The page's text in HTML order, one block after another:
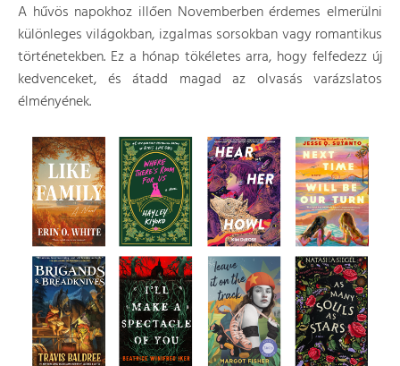
A hűvös napokhoz illően Novemberben érdemes elmerülni
különleges világokban, izgalmas sorsokban vagy romantikus
történetekben. Ez a hónap tökéletes arra, hogy felfedezz új
kedvenceket, és átadd magad az olvasás varázslatos
élményének.